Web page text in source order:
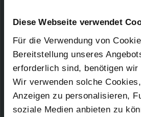
Diese Webseite verwendet
Für die Verwendung von
Bereitstellung unseres
erforderlich sind, benötigen wir
Wir verwenden solche
Anzeigen zu personalisieren,
soziale Medien anbieten zu
Artikel-Nr.:
24.04.2013
44,71 KB